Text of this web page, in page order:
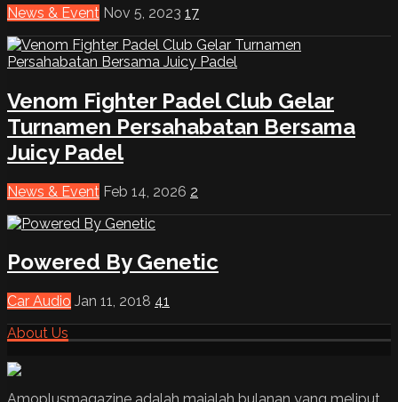
News & Event Nov 5, 2023 17
Venom Fighter Padel Club Gelar
Turnamen Persahabatan Bersama
Juicy Padel
News & Event Feb 14, 2026 2
Powered By Genetic
Car Audio Jan 11, 2018 41
About Us